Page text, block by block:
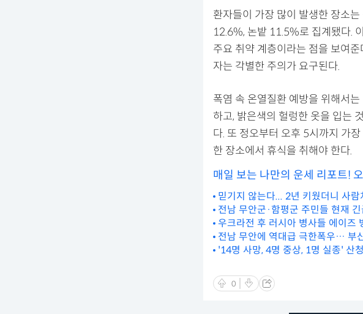
환자들이 가장 많이 발생한 장소
12.6%, 논밭 11.5%로 집계됐다.
주요 취약 계층이라는 점을 보여
자는 각별한 주의가 요구된다.
폭염 속 온열질환 예방을 위해서
하고, 밝은색의 헐렁한 옷을 입는
다. 또 정오부터 오후 5시까지 가
한 장소에서 휴식을 취해야 한다.
매일 보는 나만의 운세 리포트!
믿기지 않는다... 2년 키웠더니 사
전남 무안군·함평군 주민들 현재
우크라전 후 러시아 병사들 에이즈
전남 무안에 역대급 극한폭우… 부
'14명 사망, 4명 중상, 1명 실종' 산
0